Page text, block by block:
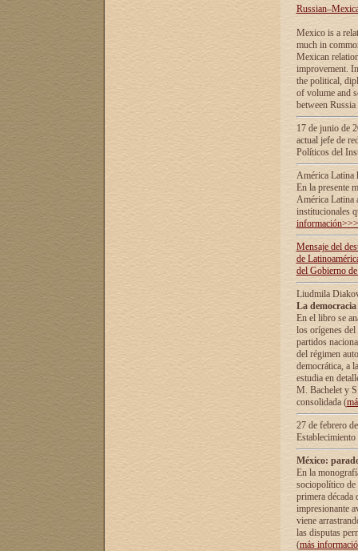
Mexico is a
much in
Mexican
improvement.
the political,
of volume and
between
17 de junio de
actual jefe de
Políticos del
América Latina
En la presente
América Latina
institucionales
información>>>
Mensaje del
de
del Gobierno
Liudmila
La
En el libro se
los orígenes
partidos
del régimen
democrática, а
estudia en
М. Bachelet у
consolidada (
27 de febrero
México:
En la
sociopolítico de
primera década
impresionante
viene
las disputas
(más